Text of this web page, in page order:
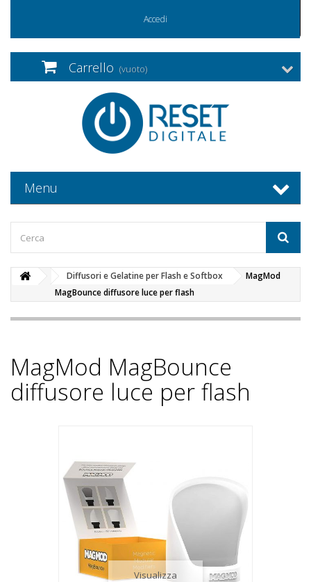
Accedi
Carrello (vuoto)
Menu
Diffusori e Gelatine per Flash e Softbox
MagMod
MagBounce diffusore luce per flash
MagMod MagBounce
diffusore luce per flash
Visualizza